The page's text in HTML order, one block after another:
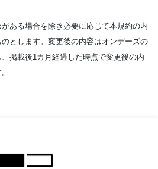
ある場合を除き必要に応じて本規約の内
とします。変更後の内容はオンデーズの
掲載後1カ月経過した時点で変更後の内